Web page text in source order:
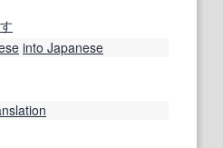
into Japanese